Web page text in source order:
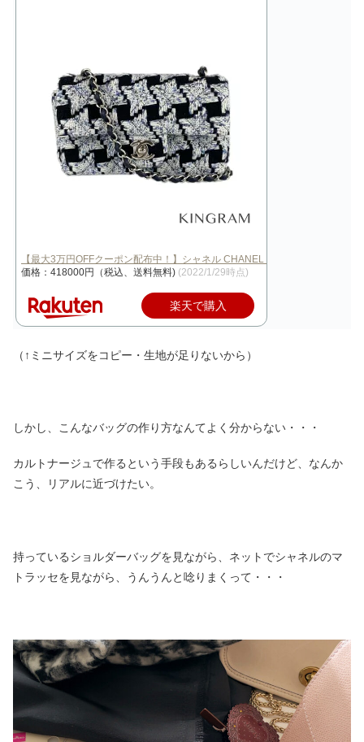
【最大3万円OFFクーポン配布中！】シャネル CHANEL ミニ マトラッセ ツ…
価格：418000円（税込、送料無料) (2022/1/29時点)
楽天で購入
（↑ミニサイズをコピー・生地が足りないから）
しかし、こんなバッグの作り方なんてよく分からない・・・
カルトナージュで作るという手段もあるらしいんだけど、なんか
こう、リアルに近づけたい。
持っているショルダーバッグを見ながら、ネットでシャネルのマ
トラッセを見ながら、うんうんと唸りまくって・・・